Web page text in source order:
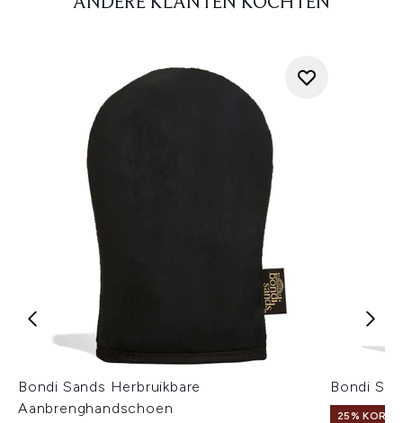
Bondi Sands Herbruikbare
Aanbrenghandschoen
Bondi
25%